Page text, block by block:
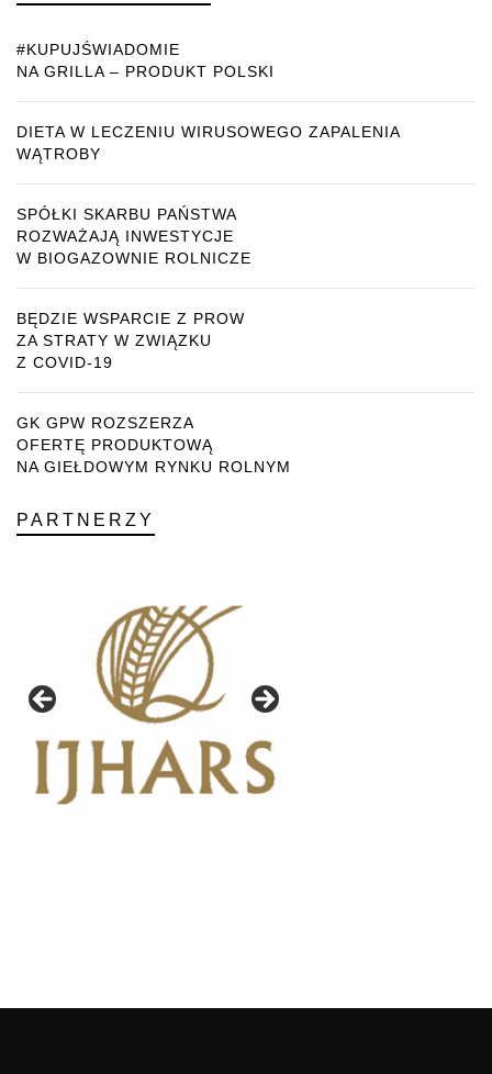
#KUPUJŚWIADOMIE
NA GRILLA – PRODUKT POLSKI
DIETA W LECZENIU WIRUSOWEGO ZAPALENIA
WĄTROBY
SPÓŁKI SKARBU PAŃSTWA
ROZWAŻAJĄ INWESTYCJE
W BIOGAZOWNIE ROLNICZE
BĘDZIE WSPARCIE Z PROW
ZA STRATY W ZWIĄZKU
Z COVID-19
GK GPW ROZSZERZA
OFERTĘ PRODUKTOWĄ
NA GIEŁDOWYM RYNKU ROLNYM
PARTNERZY